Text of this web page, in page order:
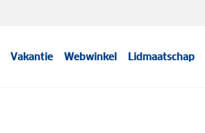
Vakantie Webwinkel Lidmaatschap